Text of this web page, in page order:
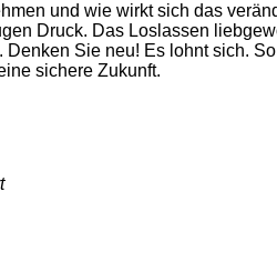
und wie wirkt sich das
Druck. Das Loslassen
Sie neu! Es lohnt sich.
sichere Zukunft.